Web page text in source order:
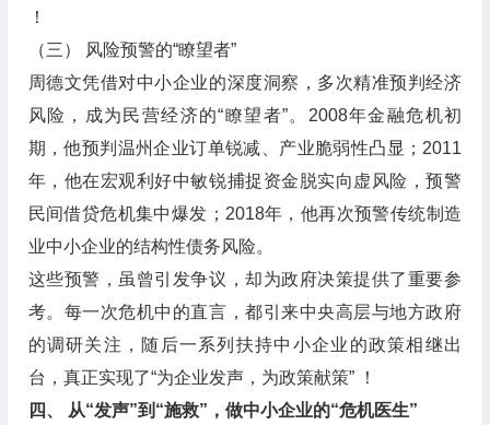
！
（三） 风险预警的“瞭望者”
周德文凭借对中小企业的深度洞察，多次精准预判经济
风险，成为民营经济的“瞭望者”。2008年金融危机初
期，他预判温州企业订单锐减、产业脆弱性凸显；2011
年，他在宏观利好中敏锐捕捉资金脱实向虚风险，预警
民间借贷危机集中爆发；2018年，他再次预警传统制造
业中小企业的结构性债务风险。
这些预警，虽曾引发争议，却为政府决策提供了重要参
考。每一次危机中的直言，都引来中央高层与地方政府
的调研关注，随后一系列扶持中小企业的政策相继出
台，真正实现了“为企业发声，为政策献策” ！
四、 从“发声”到“施救”，做中小企业的“危机医生”